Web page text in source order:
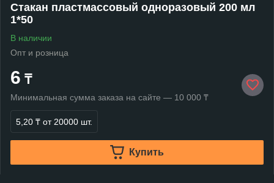
Стакан пластмассовый одноразовый 200 мл
1*50
В наличии
Опт и розница
6 ₸
Минимальная сумма заказа на сайте — 10 000 ₸
5,20 ₸ от 20000 шт.
Купить